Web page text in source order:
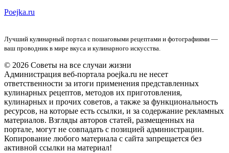
Poejka.ru
Лучший кулинарный портал с пошаговыми рецептами и фотографиями —
ваш проводник в мире вкуса и кулинарного искусства.
© 2026 Советы на все случаи жизни
Администрация веб-портала poejka.ru не несет
ответственности за итоги применения представленных
кулинарных рецептов, методов их приготовления,
кулинарных и прочих советов, а также за функциональность
ресурсов, на которые есть ссылки, и за содержание рекламных
материалов. Взгляды авторов статей, размещенных на
портале, могут не совпадать с позицией администрации.
Копирование любого материала с сайта запрещается без
активной ссылки на материал!